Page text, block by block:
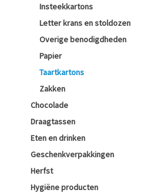
Insteekkartons
Letter krans en stoldozen
Overige benodigdheden
Papier
Taartkartons
Zakken
Chocolade
Draagtassen
Eten en drinken
Geschenkverpakkingen
Herfst
Hygiëne producten